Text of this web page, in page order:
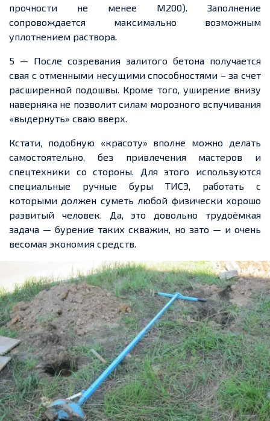
прочности не менее М200). Заполнение
сопровождается максимально возможным
уплотнением раствора.
5 — После созревания залитого бетона получается
свая с отменными несущими способностями – за счет
расширенной подошвы. Кроме того, уширение внизу
наверняка не позволит силам морозного вспучивания
«выдернуть» сваю вверх.
Кстати, подобную «красоту» вполне можно делать
самостоятельно, без привлечения мастеров и
спецтехники со стороны. Для этого используются
специальные ручные буры ТИСЭ, работать с
которыми должен суметь любой физически хорошо
развитый человек. Да, это довольно трудоёмкая
задача — бурение таких скважин, но зато — и очень
весомая экономия средств.